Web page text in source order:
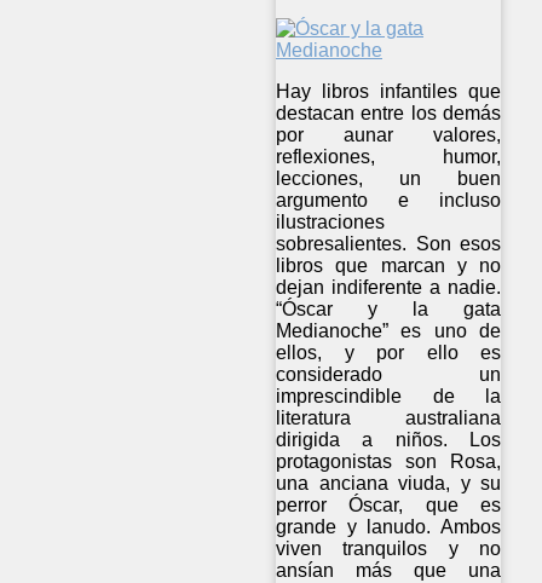
Hay libros infantiles que
destacan entre los demás
por aunar valores,
reflexiones, humor,
lecciones, un buen
argumento e incluso
ilustraciones
sobresalientes. Son esos
libros que marcan y no
dejan indiferente a nadie.
“Óscar y la gata
Medianoche” es uno de
ellos, y por ello es
considerado un
imprescindible de la
literatura australiana
dirigida a niños. Los
protagonistas son Rosa,
una anciana viuda, y su
perror Óscar, que es
grande y lanudo. Ambos
viven tranquilos y no
ansían más que una